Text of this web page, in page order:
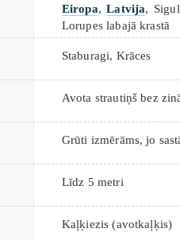
Eiropa,Latvija,
Lorupes labajā krastā
Staburagi, Krāces
Avota strautiņš bez
Grūti izmērāms, jo
Līdz 5 metri
Kaļķiezis (avotkaļķis)